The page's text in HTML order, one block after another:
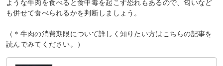
ような牛肉を食べると食中毒を起こす恐れもあるので、匂いなど
も併せて食べられるかを判断しましょう。
（＊牛肉の消費期限について詳しく知りたい方はこちらの記事を
読んでみてください。）